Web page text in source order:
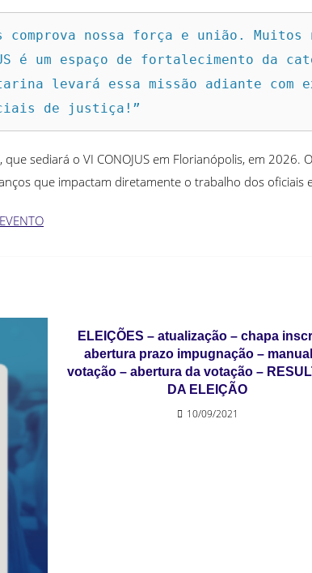
comprova nossa força e união.
é um espaço de fortalecimento da
levará essa missão adiante com
de justiça!”
sediará o VI CONOJUS em Florianópolis, em
que impactam diretamente o trabalho dos oficiais
ELEIÇÕES – atualização – chapa
abertura prazo impugnação –
votação – abertura da votação –
DA ELEIÇÃO
10/09/2021